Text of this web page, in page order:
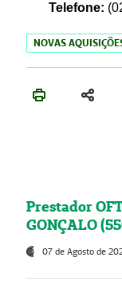
Telefone:
NOVAS
Prestador
GONÇALO
07 de Agosto de